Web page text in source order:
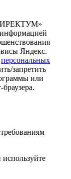
Яндекс.
персональных
запретить
или
.